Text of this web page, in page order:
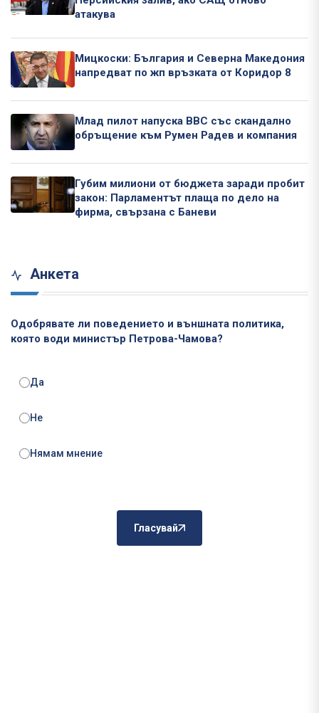
атакува
Мицкоски: България и Северна Македония
напредват по жп връзката от Коридор 8
Млад пилот напуска ВВС със скандално
обръщение към Румен Радев и компания
Губим милиони от бюджета заради пробит
закон: Парламентът плаща по дело на
фирма, свързана с Баневи
Анкета
Одобрявате ли поведението и външната политика,
която води министър Петрова-Чамова?
Да
Не
Нямам мнение
Гласувай